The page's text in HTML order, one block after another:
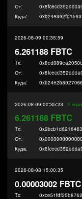
От:
Куда:
2026-08-09 00:35:59
6.261188 FBTC
Tx:
От:
Куда:
2026-08-09 00:35:23 ⚡️
6.261188 FBTC
Tx:
От:
Куда:
2026-08-08 15:00:35
0.00003002 FBTC
Tx: